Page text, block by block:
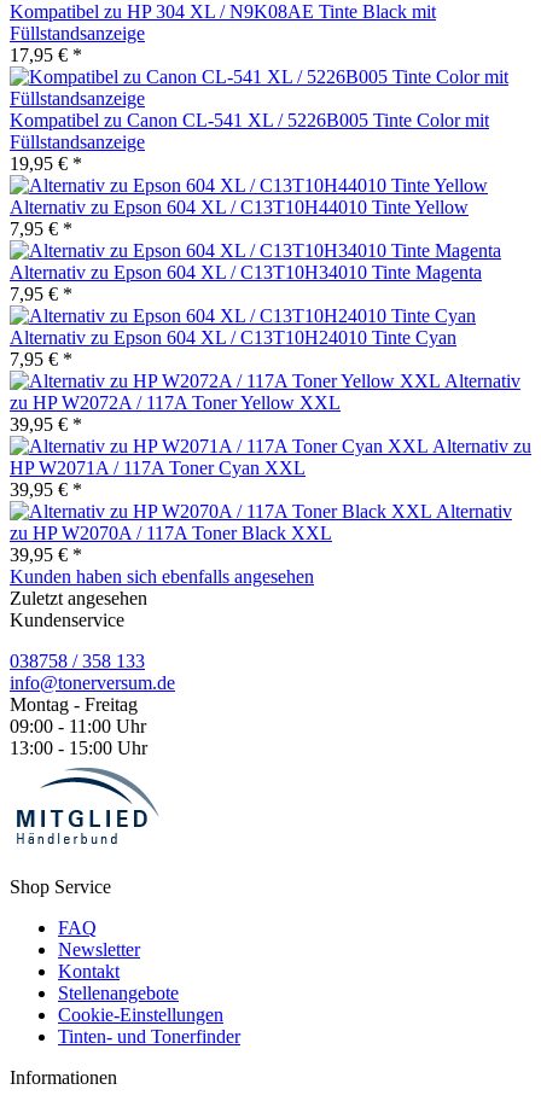
Kompatibel zu HP 304 XL / N9K08AE Tinte Black mit
Füllstandsanzeige
17,95 € *
Kompatibel zu Canon CL-541 XL / 5226B005 Tinte Color mit
Füllstandsanzeige
19,95 € *
Alternativ zu Epson 604 XL / C13T10H44010 Tinte Yellow
7,95 € *
Alternativ zu Epson 604 XL / C13T10H34010 Tinte Magenta
7,95 € *
Alternativ zu Epson 604 XL / C13T10H24010 Tinte Cyan
7,95 € *
Alternativ
zu HP W2072A / 117A Toner Yellow XXL
39,95 € *
Alternativ zu
HP W2071A / 117A Toner Cyan XXL
39,95 € *
Alternativ
zu HP W2070A / 117A Toner Black XXL
39,95 € *
Kunden haben sich ebenfalls angesehen
Zuletzt angesehen
Kundenservice
038758 / 358 133
info@tonerversum.de
Montag - Freitag
09:00 - 11:00 Uhr
13:00 - 15:00 Uhr
Shop Service
FAQ
Newsletter
Kontakt
Stellenangebote
Cookie-Einstellungen
Tinten- und Tonerfinder
Informationen